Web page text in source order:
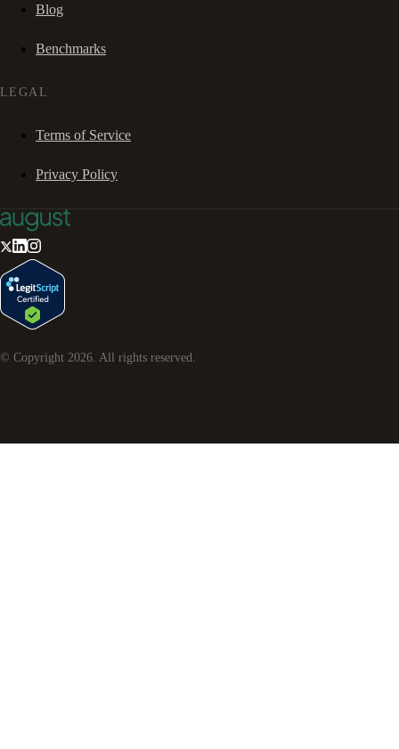
Blog
Benchmarks
LEGAL
Terms of Service
Privacy Policy
© Copyright 2026 . All rights reserved.